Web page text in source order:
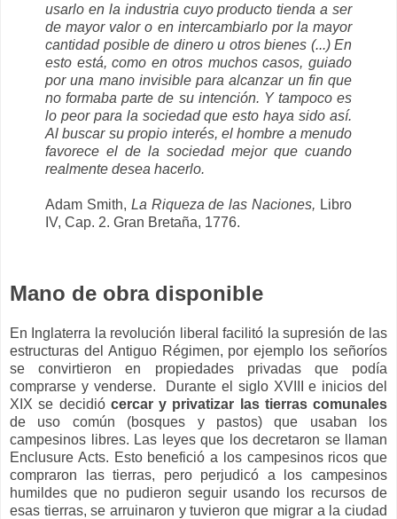
usarlo en la industria cuyo producto tienda a ser
de mayor valor o en intercambiarlo por la mayor
cantidad posible de dinero u otros bienes (...) En
esto está, como en otros muchos casos, guiado
por una mano invisible para alcanzar un fin que
no formaba parte de su intención. Y tampoco es
lo peor para la sociedad que esto haya sido así.
Al buscar su propio interés, el hombre a menudo
favorece el de la sociedad mejor que cuando
realmente desea hacerlo.
Adam Smith, La Riqueza de las Naciones, Libro
IV, Cap. 2. Gran Bretaña, 1776.
Mano de obra disponible
En Inglaterra la revolución liberal facilitó la supresión de las
estructuras del Antiguo Régimen, por ejemplo los señoríos
se convirtieron en propiedades privadas que podía
comprarse y venderse. Durante el siglo XVIII e inicios del
XIX se decidió cercar y privatizar las tierras comunales
de uso común (bosques y pastos) que usaban los
campesinos libres. Las leyes que los decretaron se llaman
Enclusure Acts. Esto benefició a los campesinos ricos que
compraron las tierras, pero perjudicó a los campesinos
humildes que no pudieron seguir usando los recursos de
esas tierras, se arruinaron y tuvieron que migrar a la ciudad